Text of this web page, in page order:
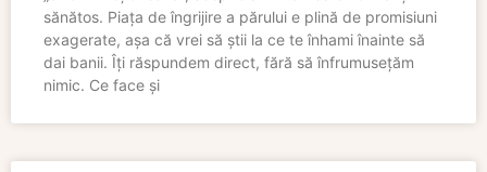
sănătos. Piața de îngrijire a părului e plină de promisiuni
exagerate, așa că vrei să știi la ce te înhami înainte să
dai banii. Îți răspundem direct, fără să înfrumusețăm
nimic. Ce face și